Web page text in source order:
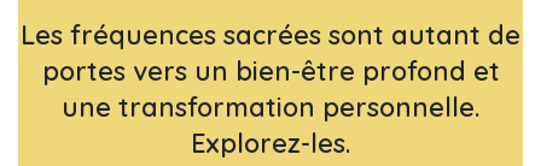
Les fréquences sacrées sont autant de
portes vers un bien-être profond et
une transformation personnelle.
Explorez-les.